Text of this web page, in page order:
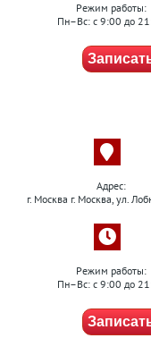
Режим работы:
Пн–Вс: с 9:00 до
Адрес:
г. Москва г. Москва, ул.
Режим работы:
Пн–Вс: с 9:00 до